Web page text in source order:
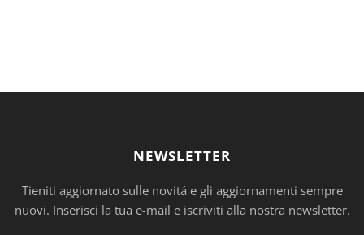
NEWSLETTER
Tieniti aggiornato sulle novitá e gli aggiornamenti sempre
nuovi. Inserisci la tua e-mail e iscriviti alla nostra newsletter.